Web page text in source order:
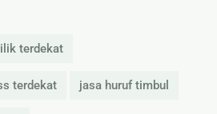
terdekat
terdekat jasa huruf timbul